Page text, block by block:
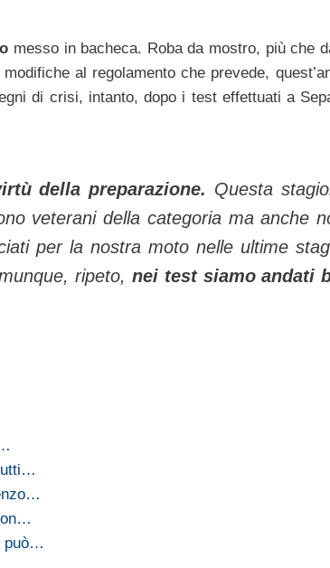
messo in bacheca. Roba da mostro, più che
al regolamento che prevede,
di crisi, intanto, dopo i test effettuati a
della preparazione. Questa
veterani della categoria ma anche
per la nostra moto nelle ultime
ripeto, nei test siamo andati
può…